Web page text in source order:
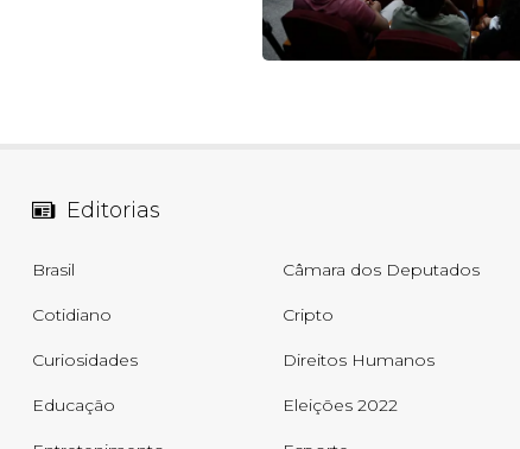
Editorias
Brasil Câmara dos Deputados
Cotidiano Cripto
Curiosidades Direitos Humanos
Educação Eleições 2022